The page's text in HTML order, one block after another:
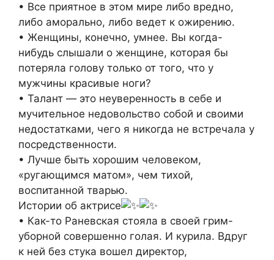
• Все приятное в этом мире либо вредно,
либо аморально, либо ведет к ожирению.
• Женщины, конечно, умнее. Вы когда-
нибудь слышали о женщине, которая бы
потеряла голову только от того, что у
мужчины красивые ноги?
• Талант — это неуверенность в себе и
мучительное недовольство собой и своими
недостатками, чего я никогда не встречала у
посредственности.
• Лучше быть хорошим человеком,
«ругающимся матом», чем тихой,
воспитанной тварью.
Истории об актрисе
• Как-то Раневская стояла в своей грим-
уборной совершенно голая. И курила. Вдруг
к ней без стука вошел директор,